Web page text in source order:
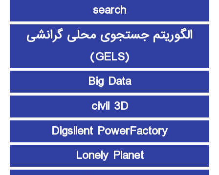
search
الگوریتم جستجوی محلی گرانشی
(GELS)
Big Data
civil 3D
Digsilent PowerFactory
Lonely Planet